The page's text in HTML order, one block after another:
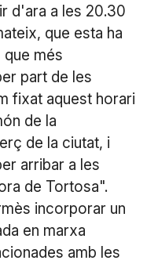
d'ara a les 20.30
que esta ha
més
part de les
fixat aquest horari
de la
de la ciutat, i
arribar a les
de Tortosa".
incorporar un
en marxa
amb les